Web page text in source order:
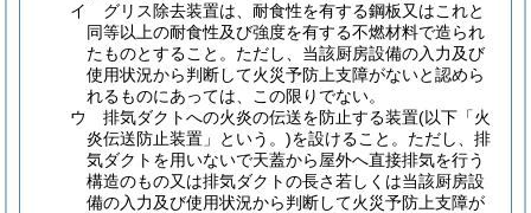
イ
グリス除去装置は、耐食性を有する鋼板又はこれと
同等以上の耐食性及び強度を有する不燃材料で造られ
たものとすること。 ただし、当該厨房設備の入力及び
使用状況から判断して火災予防上支障がないと認めら
れるものにあっては、この限りでない。
ウ
排気ダクトへの火炎の伝送を防止する装置(以下「火
炎伝送防止装置」という。)を設けること。 ただし、排
気ダクトを用いないで天蓋から屋外へ直接排気を行う
構造のもの又は排気ダクトの長さ若しくは当該厨房設
備の入力及び使用状況から判断して火災予防上支障が